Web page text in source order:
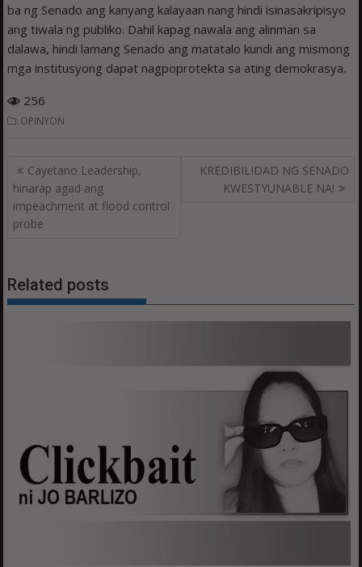
ba ng Senado ang kanyang kalayaan nang hindi isinasakripisyo
ang tiwala ng publiko. Dahil kapag nawala ang alinman sa
dalawa, hindi lamang Senado ang matatalo kundi ang mismong
mga institusyong dapat nagpoprotekta sa ating demokrasya.
256
OPINYON
Post
navigation
Cayetano Leadership,
hinarap agad ang
impeachment at flood control
probe
KREDIBILIDAD NG SENADO
KWESTYUNABLE NA!
Related posts